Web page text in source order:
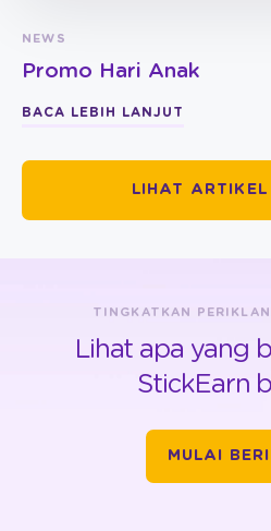
NEWS
Promo Hari Anak
BACA LEBIH LANJUT
LIHAT
TINGKATKAN
Lihat apa yang
StickEarn
MULAI